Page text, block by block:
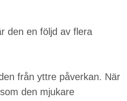
den en följd av flera
från yttre påverkan. När
den mjukare